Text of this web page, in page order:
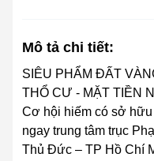
Mô tả chi tiết:
SIÊU PHẨM ĐẤT
THỔ CƯ - MẶT TIỀN
Cơ hội hiếm có sở
ngay trung tâm trục
Thủ Đức – TP Hồ Chí